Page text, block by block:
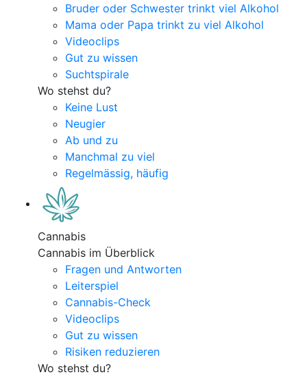
Bruder oder Schwester trinkt viel Alkohol
Mama oder Papa trinkt zu viel Alkohol
Videoclips
Gut zu wissen
Suchtspirale
Wo stehst du?
Keine Lust
Neugier
Ab und zu
Manchmal zu viel
Regelmässig, häufig
Cannabis
Cannabis im Überblick
Fragen und Antworten
Leiterspiel
Cannabis-Check
Videoclips
Gut zu wissen
Risiken reduzieren
Wo stehst du?